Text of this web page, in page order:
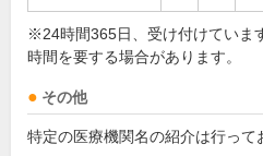
※24時間365日、受け付けていま
時間を要する場合があります。
その他
特定の医療機関名の紹介は行って